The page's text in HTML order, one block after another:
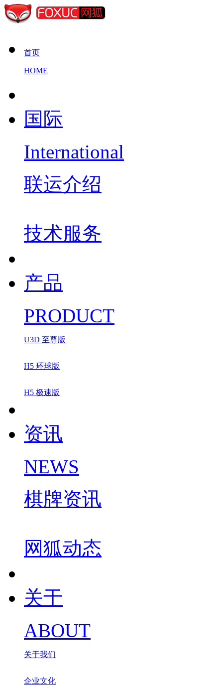
首页
HOME
国际
International
联运介绍
技术服务
产品
PRODUCT
U3D 至尊版
H5 环球版
H5 极速版
资讯
NEWS
棋牌资讯
网狐动态
关于
ABOUT
关于我们
企业文化